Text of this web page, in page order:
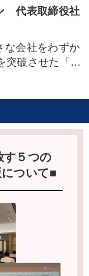
代表取締役社
な会社をわずか
突破させた「経
住し、特産品
続出で熾烈な価
あえなく失敗。
健康食品・化
確立。「カイ
産。企業知名
ネットで話題
どの熱狂を生
す５つの
ついて■